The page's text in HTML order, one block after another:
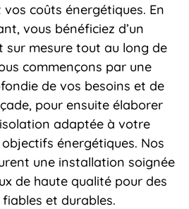
coûts énergétiques. En
vous bénéficiez d’un
sur mesure tout au long de
commençons par une
de vos besoins et de
pour ensuite élaborer
adaptée à votre
énergétiques. Nos
une installation soignée
de haute qualité pour des
et durables.